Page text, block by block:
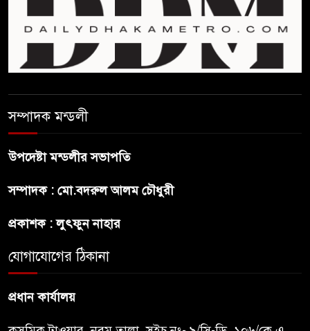
বাঁশখালির ১০০ দুঃস্থ পরিবারের
হাতে ঘরের ছাবি তুলে দিলেন
প্রধানমন্ত্রী
সালমান শাহ হত্যা মামলায় গ্রেপ্তার
হুমকি-ধামকির দায় এড়াতে পারে না
ভারত : লেবার পার্টির চেয়ারম্যান
সম্পাদক মন্ডলী
উপদেষ্টা মন্ডলীর সভাপতি
সম্পাদক : মো.বদরুল আলম চৌধুরী
প্রকাশক : লুৎফুন নাহার
যোগাযোগের ঠিকানা
প্রধান কার্যালয়